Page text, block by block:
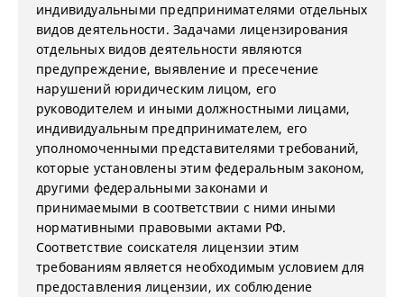
индивидуальными предпринимателями отдельных
видов деятельности. Задачами лицензирования
отдельных видов деятельности являются
предупреждение, выявление и пресечение
нарушений юридическим лицом, его
руководителем и иными должностными лицами,
индивидуальным предпринимателем, его
уполномоченными представителями требований,
которые установлены этим федеральным законом,
другими федеральными законами и
принимаемыми в соответствии с ними иными
нормативными правовыми актами РФ.
Соответствие соискателя лицензии этим
требованиям является необходимым условием для
предоставления лицензии, их соблюдение